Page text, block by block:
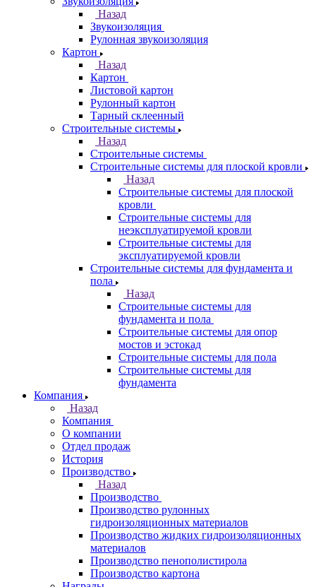
Назад
Звукоизоляция
Рулонная звукоизоляция
Картон
Назад
Картон
Листовой картон
Рулонный картон
Тарный склеенный
Строительные системы
Назад
Строительные системы
Строительные системы для плоской кровли
Назад
Строительные системы для плоской
кровли
Строительные системы для
неэксплуатируемой кровли
Строительные системы для
эксплуатируемой кровли
Строительные системы для фундамента и
пола
Назад
Строительные системы для
фундамента и пола
Строительные системы для опор
мостов и эстокад
Строительные системы для пола
Строительные системы для
фундамента
Компания
Назад
Компания
О компании
Отдел продаж
История
Производство
Назад
Производство
Производство рулонных
гидроизоляционных материалов
Производство жидких гидроизоляционных
материалов
Производство пенополистирола
Производство картона